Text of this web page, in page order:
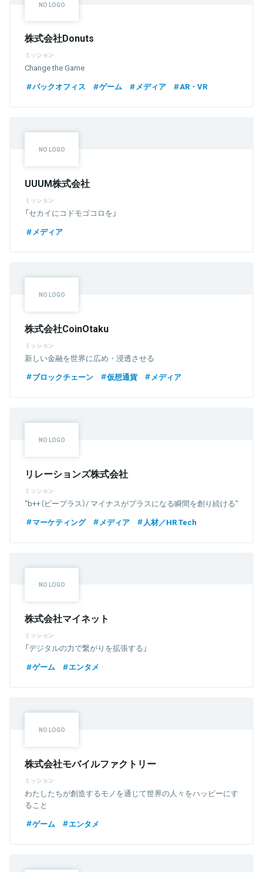
株式会社Donuts
ミッション
Change the Game
バックオフィス
ゲーム メディア AR・VR
UUUM株式会社
ミッション
「セカイにコドモゴコロを」
メディア
株式会社CoinOtaku
ミッション
新しい金融を世界に広め・浸透させる
ブロックチェーン
仮想通貨 メディア
リレーションズ株式会社
ミッション
"b++（ビープラス）/ マイナスがプラスになる瞬間を創り続ける"
マーケティング
メディア 人材／HR Tech
株式会社マイネット
ミッション
「デジタルの力で繋がりを拡張する」
ゲーム
エンタメ
株式会社モバイルファクトリー
ミッション
わたしたちが創造するモノを通じて世界の人々をハッピーにす
ること
ゲーム
エンタメ